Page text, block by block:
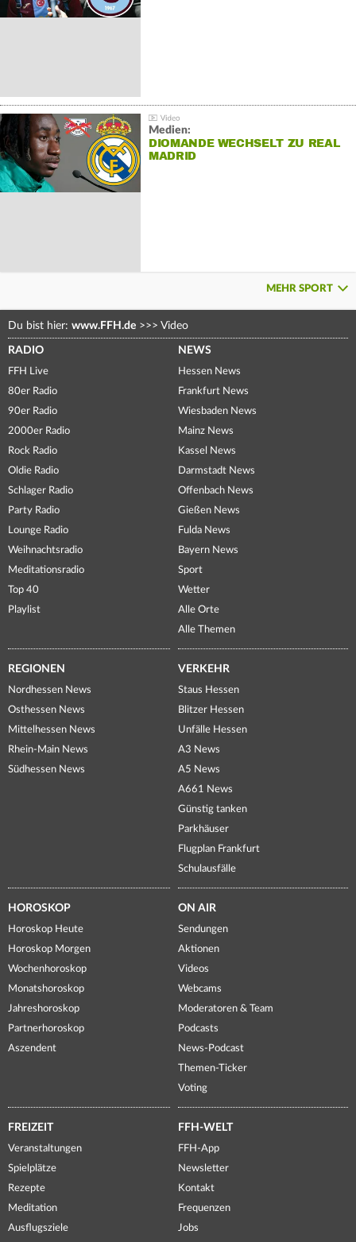
Medien:
DIOMANDE WECHSELT ZU REAL
MADRID
MEHR SPORT
Du bist hier: www.FFH.de >>> Video
RADIO
FFH Live
80er Radio
90er Radio
2000er Radio
Rock Radio
Oldie Radio
Schlager Radio
Party Radio
Lounge Radio
Weihnachtsradio
Meditationsradio
Top 40
Playlist
NEWS
Hessen News
Frankfurt News
Wiesbaden News
Mainz News
Kassel News
Darmstadt News
Offenbach News
Gießen News
Fulda News
Bayern News
Sport
Wetter
Alle Orte
Alle Themen
REGIONEN
Nordhessen News
Osthessen News
Mittelhessen News
Rhein-Main News
Südhessen News
VERKEHR
Staus Hessen
Blitzer Hessen
Unfälle Hessen
A3 News
A5 News
A661 News
Günstig tanken
Parkhäuser
Flugplan Frankfurt
Schulausfälle
HOROSKOP
Horoskop Heute
Horoskop Morgen
Wochenhoroskop
Monatshoroskop
Jahreshoroskop
Partnerhoroskop
Aszendent
ON AIR
Sendungen
Aktionen
Videos
Webcams
Moderatoren & Team
Podcasts
News-Podcast
Themen-Ticker
Voting
FREIZEIT
Veranstaltungen
Spielplätze
Rezepte
Meditation
Ausflugsziele
FFH-WELT
FFH-App
Newsletter
Kontakt
Frequenzen
Jobs